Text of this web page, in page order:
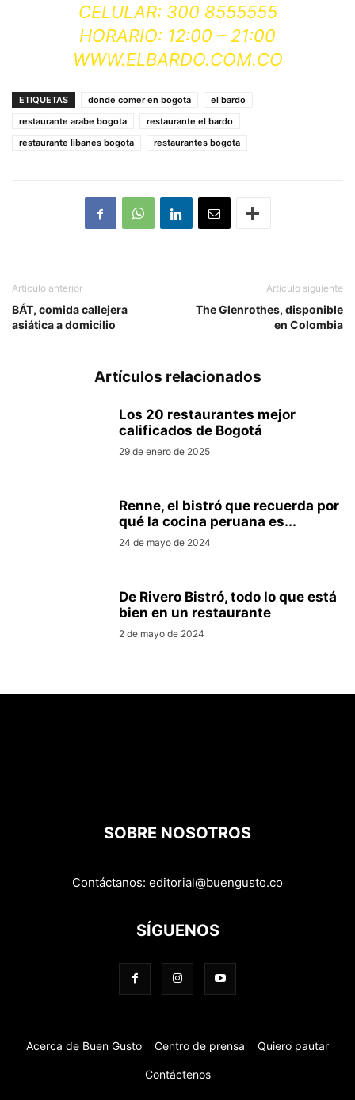
CELULAR: 300 8555555
HORARIO: 12:00 – 21:00
WWW.ELBARDO.COM.CO
ETIQUETAS donde comer en bogota
el bardo
restaurante arabe bogota
restaurante el bardo
restaurante libanes bogota
restaurantes bogota
Artículo anterior
BÁT, comida callejera
asiática a domicilio
Artículo siguiente
The Glenrothes, disponible
en Colombia
Artículos relacionados
Los 20 restaurantes mejor
calificados de Bogotá
29 de enero de 2025
Renne, el bistró que recuerda por
qué la cocina peruana es...
24 de mayo de 2024
De Rivero Bistró, todo lo que está
bien en un restaurante
2 de mayo de 2024
SOBRE NOSOTROS
Contáctanos: editorial@buengusto.co
SÍGUENOS
Acerca de Buen Gusto Centro de prensa Quiero pautar
Contáctenos